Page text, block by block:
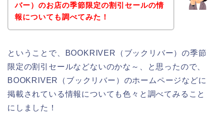
バー）のお店の季節限定の割引セールの情
報についても調べてみた！
ということで、BOOKRIVER（ブックリバー）の季節
限定の割引セールなどないのかな～、と思ったので、
BOOKRIVER（ブックリバー）のホームページなどに
掲載されている情報についても色々と調べてみること
にしました！